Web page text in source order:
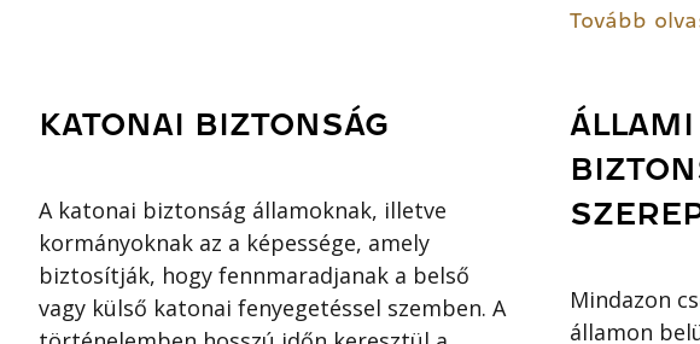
Tovább
KATONAI BIZTONSÁG
A katonai biztonság államoknak, illetve
kormányoknak az a képessége, amely
biztosítják, hogy fennmaradjanak a belső
vagy külső katonai fenyegetéssel szemben. A
ÁLLAMI
Mindazon
államon